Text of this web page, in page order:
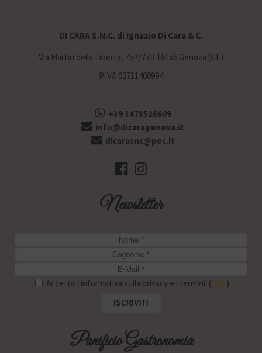
DI CARA S.N.C. di Ignazio Di Cara & C.
Via Martiri della Libertà, 75R/77R 16156 Genova (GE)
P.IVA 02711460994
+39 3478526609
info@dicaragenova.it
dicarasnc@pec.it
Newsletter
Accetto l'informativa sulla privacy e i termini. (Link)
Panificio Gastronomia